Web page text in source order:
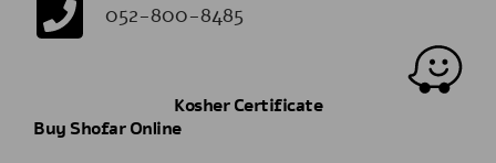
052-800-8485
Kosher Certificate
Buy Shofar Online